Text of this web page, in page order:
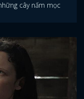
cây nấm mọc